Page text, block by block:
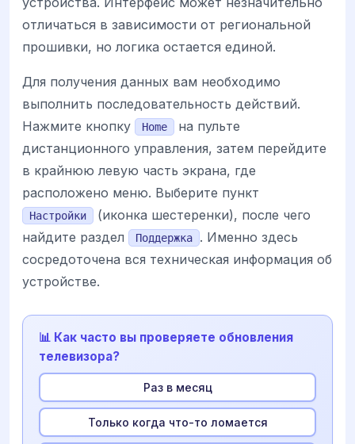
отличаться в зависимости от региональной
прошивки, но логика остается единой.
Для получения данных вам необходимо
выполнить последовательность действий.
Нажмите кнопку
Home
на пульте
дистанционного управления, затем перейдите
в крайнюю левую часть экрана, где
расположено меню. Выберите пункт
Настройки
(иконка шестеренки), после чего
найдите раздел
Поддержка
. Именно здесь
сосредоточена вся техническая информация об
устройстве.
📊 Как часто вы проверяете обновления
телевизора?
Раз в месяц
Только когда что-то ломается